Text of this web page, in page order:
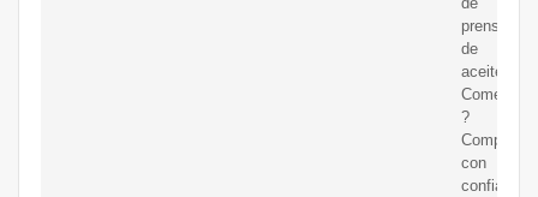
prensa
de
aceite
Comercial.
?
Compra
con
confianza